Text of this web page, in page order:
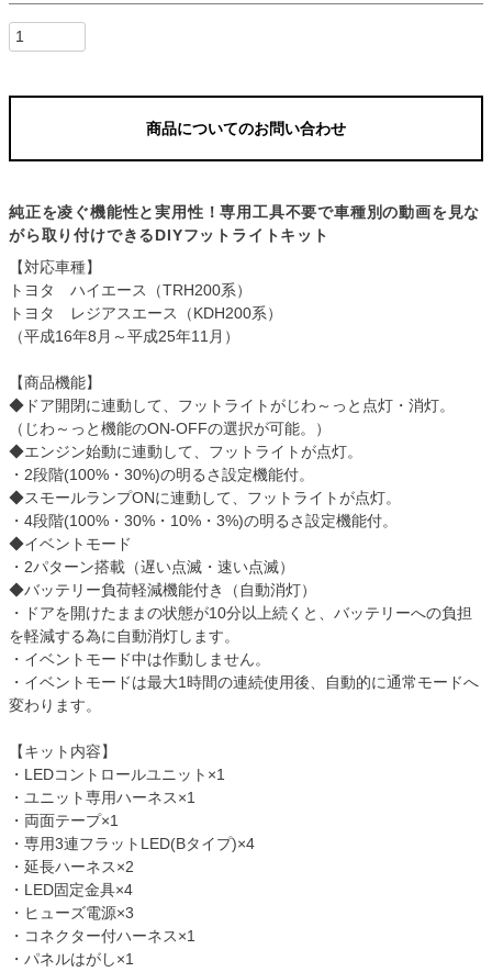
商品についてのお問い合わせ
純正を凌ぐ機能性と実用性！専用工具不要で車種別の動画を見な
がら取り付けできるDIYフットライトキット
【対応車種】
トヨタ ハイエース（TRH200系）
トヨタ レジアスエース（KDH200系）
（平成16年8月～平成25年11月）
【商品機能】
◆ドア開閉に連動して、フットライトがじわ～っと点灯・消灯。
（じわ～っと機能のON-OFFの選択が可能。）
◆エンジン始動に連動して、フットライトが点灯。
・2段階(100%・30%)の明るさ設定機能付。
◆スモールランプONに連動して、フットライトが点灯。
・4段階(100%・30%・10%・3%)の明るさ設定機能付。
◆イベントモード
・2パターン搭載（遅い点滅・速い点滅）
◆バッテリー負荷軽減機能付き（自動消灯）
・ドアを開けたままの状態が10分以上続くと、バッテリーへの負担
を軽減する為に自動消灯します。
・イベントモード中は作動しません。
・イベントモードは最大1時間の連続使用後、自動的に通常モードへ
変わります。
【キット内容】
・LEDコントロールユニット×1
・ユニット専用ハーネス×1
・両面テープ×1
・専用3連フラットLED(Bタイプ)×4
・延長ハーネス×2
・LED固定金具×4
・ヒューズ電源×3
・コネクター付ハーネス×1
・パネルはがし×1